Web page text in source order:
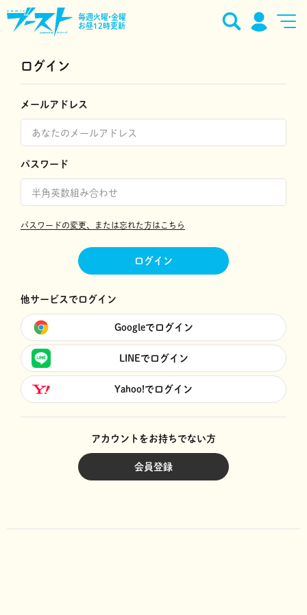
毎週火曜•金曜
お昼12時更新
ログイン
メールアドレス
パスワード
パスワードの変更、または忘れた方はこちら
ログイン
他サービスでログイン
Googleでログイン
LINEでログイン
Yahoo!でログイン
アカウントをお持ちでない方
会員登録